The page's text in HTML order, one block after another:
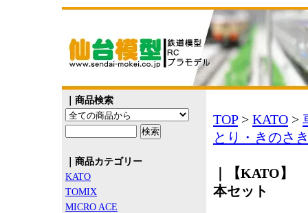
｜商品検索
｜商品カテゴリー
KATO
TOMIX
MICRO ACE
TOP> KATO >
とり・きのさ
｜【KATO】
本セット